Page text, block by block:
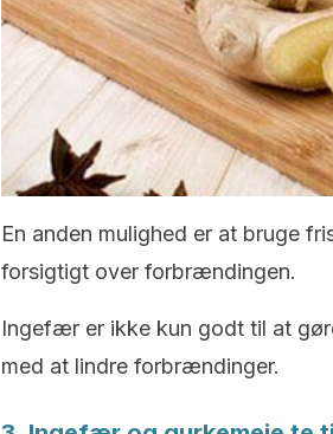
En anden mulighed er at bruge
forsigtigt over forbrændingen.
Ingefær er ikke kun godt til at
med at lindre forbrændinger.